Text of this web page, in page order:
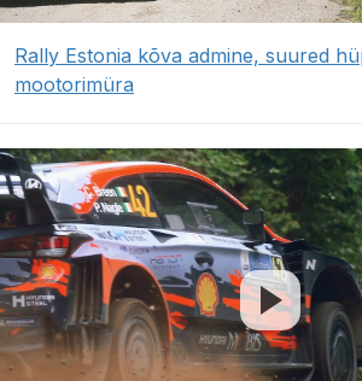
Rally Estonia kõva admine, suured
mootorimüra